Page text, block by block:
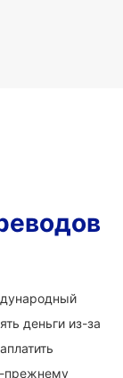
деньги из-за
прежнему